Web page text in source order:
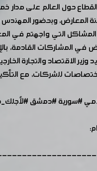
حول العالم على
المعارض، وبحضور
التي واجهتم في
المشاركات القادمة،
الاقتصاد والتجارة
للشركات، مع
#سورية#دمشق
: